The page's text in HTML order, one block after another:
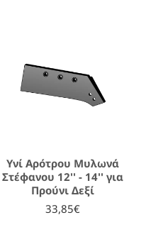
Υνί Αρότρου Μυλωνά
Στέφανου 12'' - 14'' για
Προύνι Δεξί
33,85€